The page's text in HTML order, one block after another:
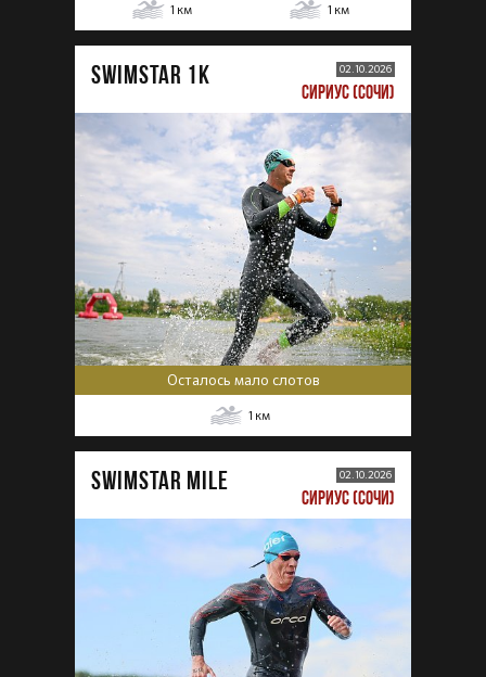
1 км 1 км
SWIMSTAR 1K 02.10.2026
СИРИУС (СОЧИ)
Осталось мало слотов
1 км
SWIMSTAR MILE 02.10.2026
СИРИУС (СОЧИ)